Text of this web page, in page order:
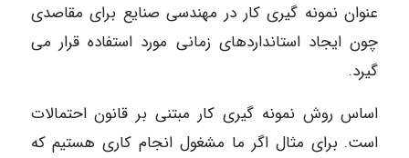
عنوان نمونه گیری کار در مهندسی صنایع برای مقاصدی
چون ایجاد استانداردهای زمانی مورد استفاده قرار می
گیرد.
اساس روش نمونه گیری کار مبتنی بر قانون احتمالات
است. برای مثال اگر ما مشغول انجام کاری هستیم که